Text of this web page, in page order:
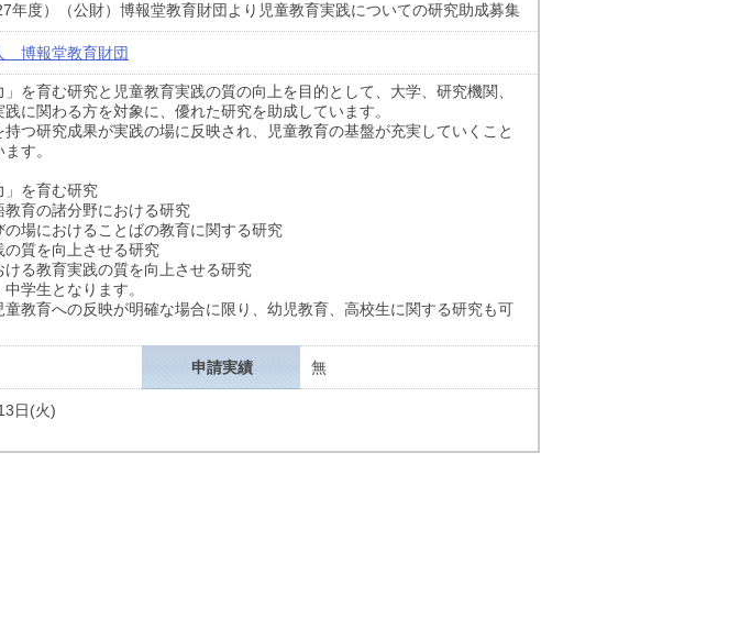
年度）（公財）博報堂教育財団より児童教育実践についての研究助成募集
博報堂教育財団
」を育む研究と児童教育実践の質の向上を目的として、大学、研究機関、
践に関わる方を対象に、優れた研究を助成しています。
持つ研究成果が実践の場に反映され、児童教育の基盤が充実していくこと
す。
」を育む研究
教育の諸分野における研究
の場におけることばの教育に関する研究
の質を向上させる研究
ける教育実践の質を向上させる研究
学生となります。
教育への反映が明確な場合に限り、幼児教育、高校生に関する研究も可
申請実績 無
日(火)